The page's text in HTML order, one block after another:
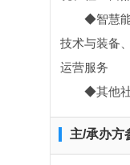
◆智慧
技术与装备
运营服务
◆其他社
主/承办方